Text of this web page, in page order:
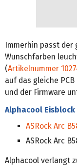
Immerhin passt
Wunschfarben
(Artikelnummer
auf das gleiche
und der Firmware
Alphacool
ASRock Arc
ASRock Arc
Alphacool verlangt